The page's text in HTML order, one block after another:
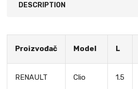
DESCRIPTION
Proizvođač Model L
RENAULT Clio 1.5